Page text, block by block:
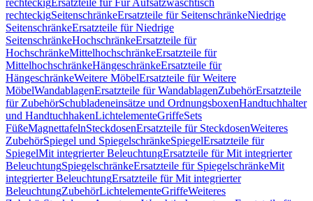
rechteckigErsatzteile für Für Aufsatzwaschtisch
rechteckigSeitenschränkeErsatzteile für SeitenschränkeNiedrige
SeitenschränkeErsatzteile für Niedrige
SeitenschränkeHochschränkeErsatzteile für
HochschränkeMittelhochschränkeErsatzteile für
MittelhochschränkeHängeschränkeErsatzteile für
HängeschränkeWeitere MöbelErsatzteile für Weitere
MöbelWandablagenErsatzteile für WandablagenZubehörErsatzteile
für ZubehörSchubladeneinsätze und OrdnungsboxenHandtuchhalter
und HandtuchhakenLichtelementeGriffeSets
FüßeMagnettafelnSteckdosenErsatzteile für SteckdosenWeiteres
ZubehörSpiegel und SpiegelschränkeSpiegelErsatzteile für
SpiegelMit integrierter BeleuchtungErsatzteile für Mit integrierter
BeleuchtungSpiegelschränkeErsatzteile für SpiegelschränkeMit
integrierter BeleuchtungErsatzteile für Mit integrierter
BeleuchtungZubehörLichtelementeGriffeWeiteres